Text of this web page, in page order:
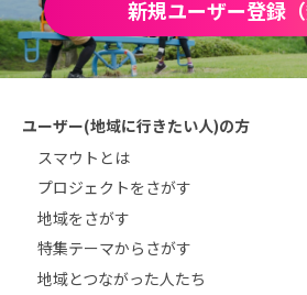
新規ユーザー登録（
ユーザー(地域に行きたい人)の方
スマウトとは
プロジェクトをさがす
地域をさがす
特集テーマからさがす
地域とつながった人たち